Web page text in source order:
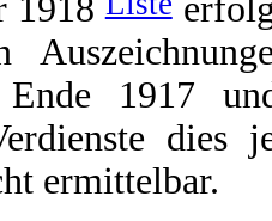
1918
Ende 1917
dies
ermittelbar.